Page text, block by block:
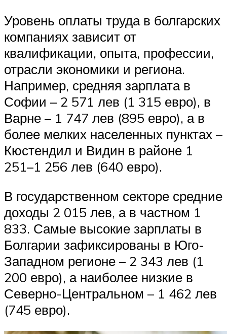
Уровень оплаты труда в болгарских
компаниях зависит от
квалификации, опыта, профессии,
отрасли экономики и региона.
Например, средняя зарплата в
Софии – 2 571 лев (1 315 евро), в
Варне – 1 747 лев (895 евро), а в
более мелких населенных пунктах –
Кюстендил и Видин в районе 1
251–1 256 лев (640 евро).
В государственном секторе средние
доходы 2 015 лев, а в частном 1
833. Самые высокие зарплаты в
Болгарии зафиксированы в Юго-
Западном регионе – 2 343 лев (1
200 евро), а наиболее низкие в
Северно-Центральном – 1 462 лев
(745 евро).